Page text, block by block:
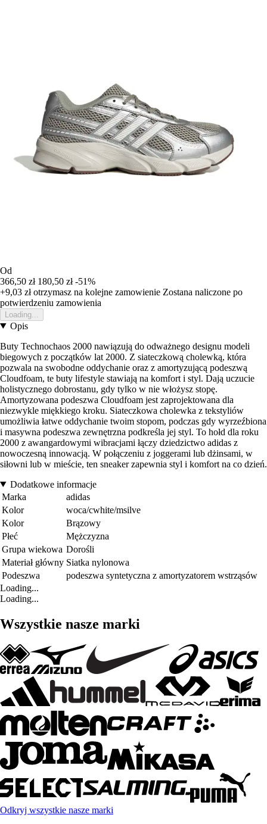
Od
366,50 zł 180,50 zł -51%
+9,03 złotrzymasz na kolejne zamowienie Zostana naliczone po
potwierdzeniu zamowienia
Loading...
Opis
Buty Technochaos 2000 nawiązują do odważnego designu modeli
biegowych z początków lat 2000. Z siateczkową cholewką, która
pozwala na swobodne oddychanie oraz z amortyzującą podeszwą
Cloudfoam, te buty lifestyle stawiają na komfort i styl. Dają uczucie
holistycznego dobrostanu, gdy tylko w nie włożysz stopę.
Amortyzowana podeszwa Cloudfoam jest zaprojektowana dla
niezwykle miękkiego kroku. Siateczkowa cholewka z tekstyliów
umożliwia łatwe oddychanie twoim stopom, podczas gdy wyrzeźbiona
i masywna podeszwa zewnętrzna podkreśla jej styl. To hołd dla roku
2000 z awangardowymi wibracjami łączy dziedzictwo adidas z
nowoczesną innowacją. W połączeniu z joggerami lub dżinsami, w
siłowni lub w mieście, ten sneaker zapewnia styl i komfort na co dzień.
Dodatkowe informacje
Marka
adidas
Kolor
woca/cwhite/msilve
Kolor
Brązowy
Płeć
Mężczyzna
Grupa wiekowa Dorośli
Materiał główny Siatka nylonowa
Podeszwa
podeszwa syntetyczna z amortyzatorem wstrząsów
Loading...
Loading...
Wszystkie nasze marki
Odkryj wszystkie nasze marki